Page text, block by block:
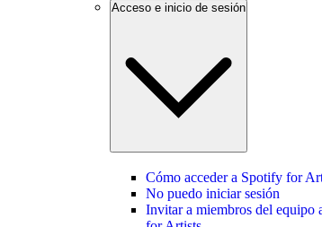
Acceso e inicio de sesión
Cómo acceder a Spotify for
No puedo iniciar sesión
Invitar a miembros del equipo